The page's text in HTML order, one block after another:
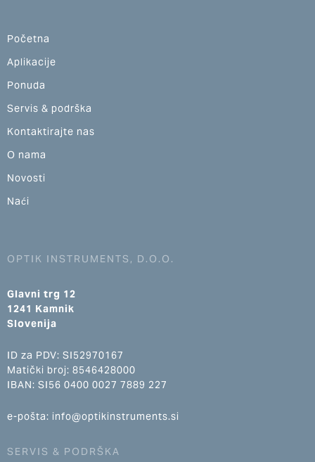
Početna
Aplikacije
Ponuda
Servis & podrška
Kontaktirajte nas
O nama
Novosti
Naći
OPTIK INSTRUMENTS, D.O.O.
Glavni trg 12
1241 Kamnik
Slovenija
ID za PDV: SI52970167
Matički broj: 8546428000
IBAN: SI56 0400 0027 7889 227
e-pošta: info@optikinstruments.si
SERVIS & PODRŠKA